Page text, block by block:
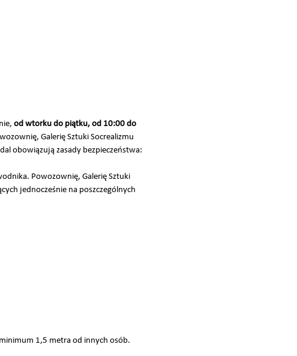
od wtorku do piątku, od 10:00 do
Galerię Sztuki Socrealizmu
obowiązują zasady bezpieczeństwa:
Powozownię, Galerię Sztuki
jednocześnie na poszczególnych
1,5 metra od innych osób.